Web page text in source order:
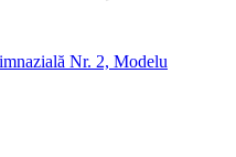
Nr. 2, Modelu